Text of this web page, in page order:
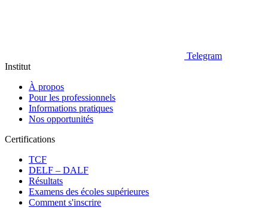
Telegram
Institut
À propos
Pour les professionnels
Informations pratiques
Nos opportunités
Certifications
TCF
DELF – DALF
Résultats
Examens des écoles supérieures
Comment s'inscrire